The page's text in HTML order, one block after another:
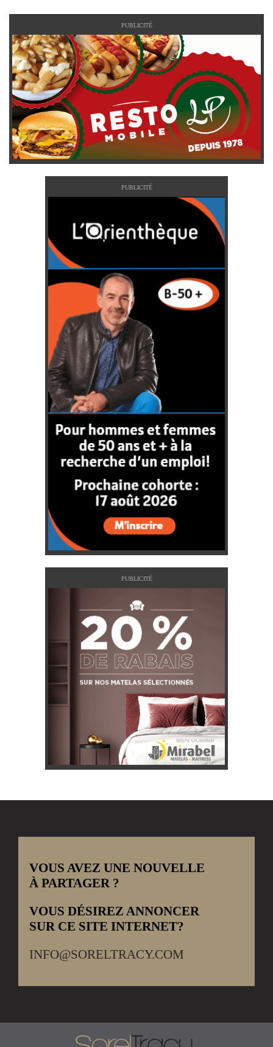
PUBLICITÉ
PUBLICITÉ
PUBLICITÉ
VOUS AVEZ UNE NOUVELLE
À PARTAGER ?
VOUS DÉSIREZ ANNONCER
SUR CE SITE INTERNET?
INFO@SORELTRACY.COM